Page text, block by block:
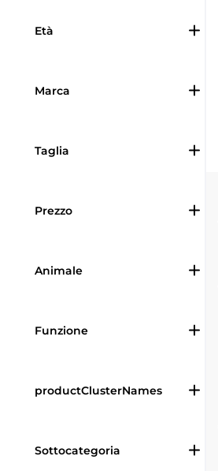
Età
Marca
Taglia
Prezzo
Animale
Funzione
productClusterNames
Sottocategoria